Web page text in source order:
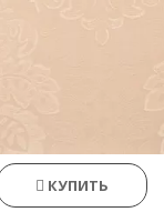
КУПИТЬ